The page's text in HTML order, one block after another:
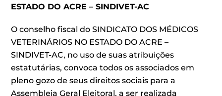
ESTADO DO ACRE – SINDIVET-AC
O conselho fiscal do SINDICATO DOS MÉDICOS
VETERINÁRIOS NO ESTADO DO ACRE –
SINDIVET-AC, no uso de suas atribuições
estatutárias, convoca todos os associados em
pleno gozo de seus direitos sociais para a
Assembleia Geral Eleitoral, a ser realizada